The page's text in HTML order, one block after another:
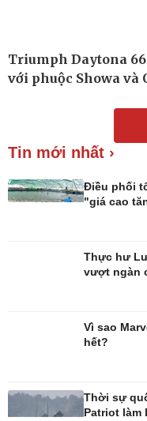
Tình yêu - Gia đình
Triumph Daytona
với phuộc Showa
Tin mới nhất ›
Điều phối
"giá cao
Thực hư
vượt ngàn
Vì sao
hết?
Thời sự
Patriot làm